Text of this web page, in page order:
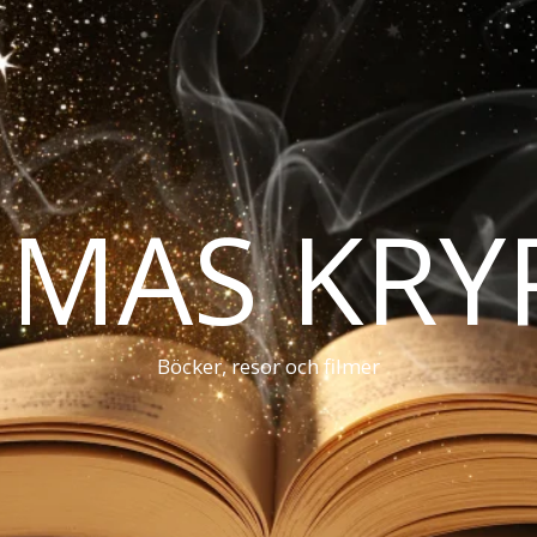
Böcker, resor och filmer